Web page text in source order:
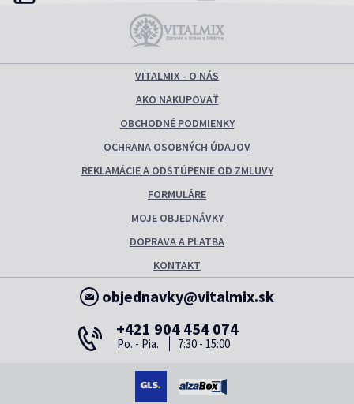
VITALMIX - O NÁS
AKO NAKUPOVAŤ
OBCHODNÉ PODMIENKY
OCHRANA OSOBNÝCH ÚDAJOV
REKLAMÁCIE A ODSTÚPENIE OD ZMLUVY
FORMULÁRE
MOJE OBJEDNÁVKY
DOPRAVA A PLATBA
KONTAKT
objednavky@vitalmix.sk
+421 904 454 074
Po. - Pia. 7:30 - 15:00